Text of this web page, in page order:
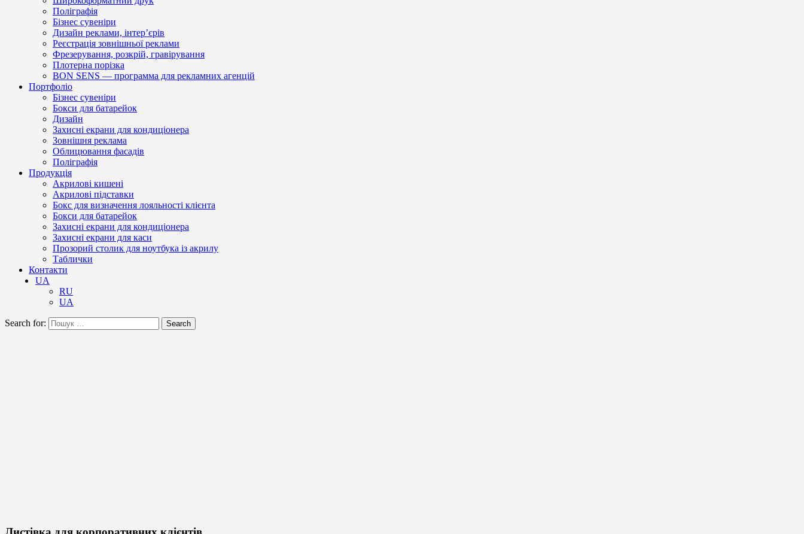
Поліграфія
Бізнес сувеніри
Дизайн реклами, інтер’єрів
Реєстрація зовнішньої реклами
Фрезерування, розкрій, гравірування
Плотерна порізка
BON SENS — программа для рекламних агенцій
Портфоліо
Бізнес сувеніри
Бокси для батарейок
Дизайн
Захисні екрани для кондиціонера
Зовнішня реклама
Облицювання фасадів
Поліграфія
Продукція
Акрилові кишені
Акрилові підставки
Бокс для визначення лояльності клієнта
Бокси для батарейок
Захисні екрани для кондиціонера
Захисні екрани для каси
Прозорий столик для ноутбука із акрилу
Таблички
Контакти
UA
RU
UA
Search for: Search